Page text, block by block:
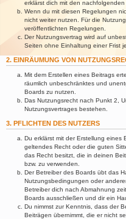
erklärst dich mit den
Wenn du mit diesen Regelungen
nicht weiter nutzen. Für die
veröffentlichten Regelungen.
Der Nutzungsvertrag wird auf
Seiten ohne Einhaltung einer Frist
2. EINRÄUMUNG VON
Mit dem Erstellen eines Beitrags
räumlich unbeschränktes und
Boards zu nutzen.
Das Nutzungsrecht nach Punkt 2,
Nutzungsvertrages bestehen.
3. PFLICHTEN DES NUTZERS
Du erklärst mit der Erstellung
geltendes Recht oder die guten
das Recht besitzt, die in deinen
bzw. zu verwenden.
Der Betreiber des Boards übt das
Nutzungsbedingungen oder
Betreiber dich nach Abmahnung
Boards ausschließen und dir ein
Du nimmst zur Kenntnis, dass der
Beiträgen übernimmt, die er nicht